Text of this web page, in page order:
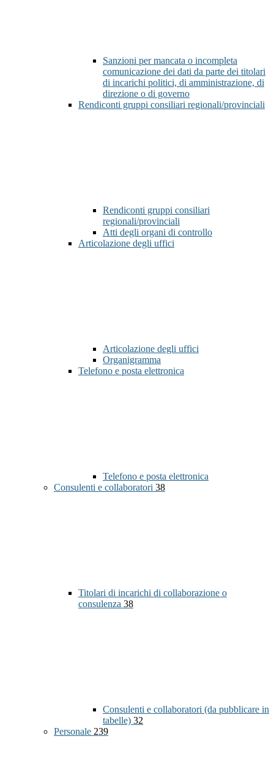
Sanzioni per mancata o incompleta
comunicazione dei dati da parte dei titolari
di incarichi politici, di amministrazione, di
direzione o di governo
Rendiconti gruppi consiliari regionali/provinciali
Rendiconti gruppi consiliari
regionali/provinciali
Atti degli organi di controllo
Articolazione degli uffici
Articolazione degli uffici
Organigramma
Telefono e posta elettronica
Telefono e posta elettronica
Consulenti e collaboratori 38
Titolari di incarichi di collaborazione o
consulenza 38
Consulenti e collaboratori (da pubblicare in
tabelle) 32
Personale 239